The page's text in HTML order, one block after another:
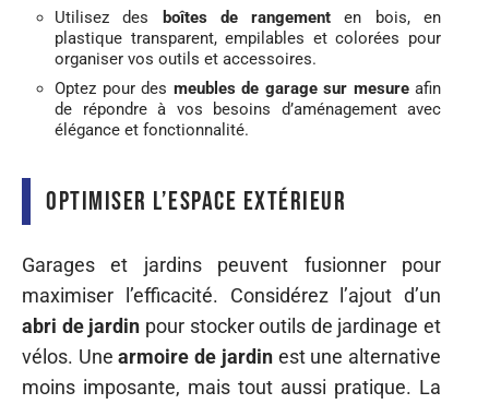
Utilisez des
boîtes de rangement en bois, en
plastique transparent, empilables et colorées pour
organiser vos outils et accessoires.
Optez pour des meubles de garage sur mesureafin
de répondre à vos besoins d’aménagement avec
élégance et fonctionnalité.
Optimiser l’espace extérieur
Garages et jardins peuvent fusionner pour
maximiser l’efficacité. Considérez l’ajout d’un
abri de jardin pour stocker outils de jardinage et
vélos. Unearmoire de jardinest une alternative
moins imposante, mais tout aussi pratique. La